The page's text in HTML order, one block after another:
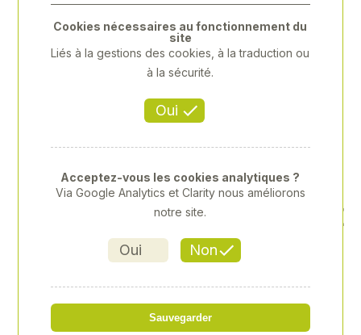
BOX À VEAU PETIT MODÈLE
130 X 85 CM
Référence: EPE-14610
713,16 € HT
Oui
Cookies nécessaires au fonctionnement du
site
Liés à la gestions des cookies, à la traduction ou
à la sécurité.
Oui Non
Acceptez-vous les cookies analytiques ?
Via Google Analytics et Clarity nous améliorons
notre site.
Sauvegarder